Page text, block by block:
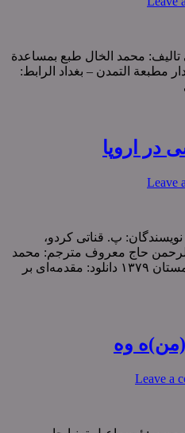
تالیف: محمد الخال طبع بمساعدة
مطبعة التمدن – بغداد الرابط:
در اروپا
Leave
پ. قناتی کردو،
حاج معروف مترجم: محمد
رٶوف یوسفی‌نژاد چاپ اول – زمستان ١٣٧٩ دانلود: مقدمەای بر
(من)ە وە
Leave a